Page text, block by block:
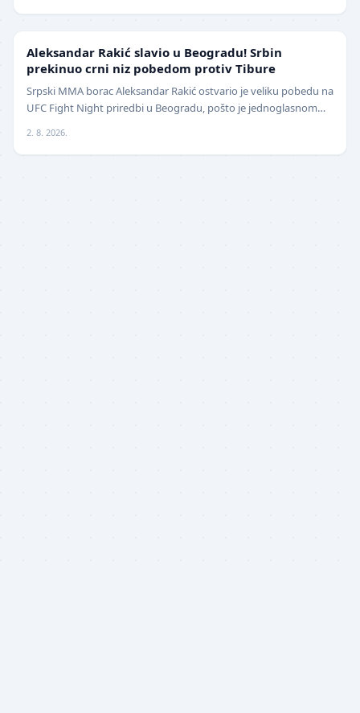
Aleksandar Rakić slavio u Beogradu! Srbin
prekinuo crni niz pobedom protiv Tibure
Srpski MMA borac Aleksandar Rakić ostvario je veliku pobedu na
UFC Fight Night priredbi u Beogradu, pošto je jednoglasnom
2. 8. 2026.